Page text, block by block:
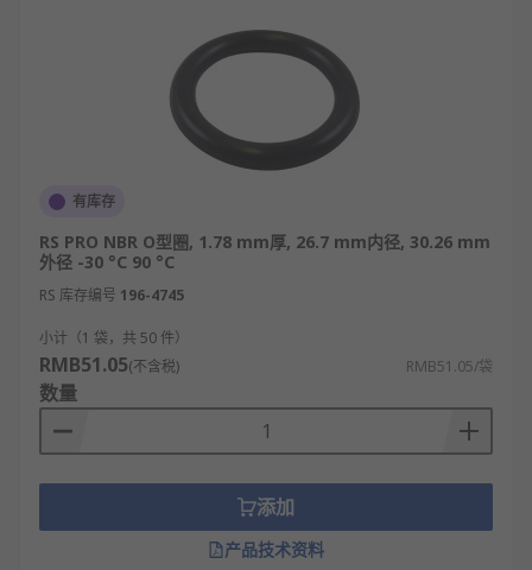
有库存
RS PRO NBR O型圈, 1.78 mm厚, 26.7 mm内径, 30.26 mm
外径 -30 °C 90 °C
RS 库存编号 196-4745
小计（1 袋，共 50 件）
RMB51.05(不含税) RMB51.05/袋
数量
添加
产品技术资料